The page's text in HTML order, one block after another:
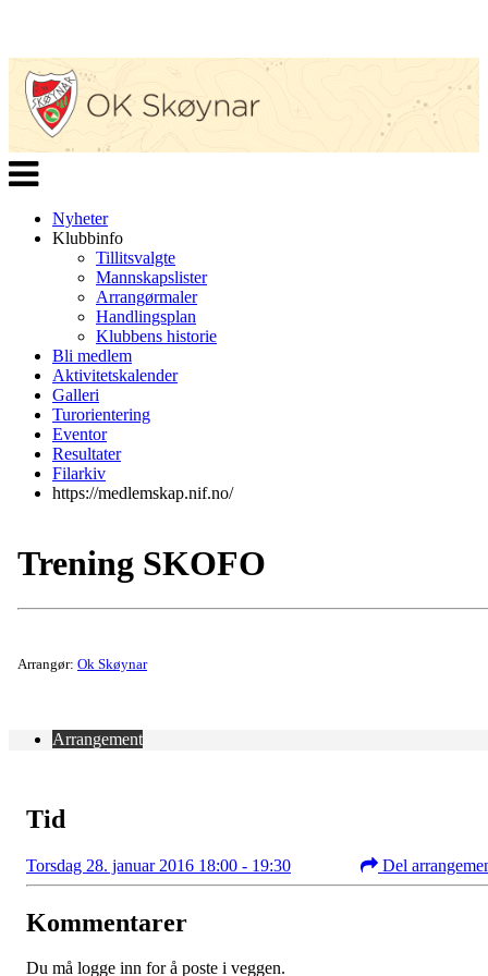
Veksle
navigasjon
Nyheter
Klubbinfo
Tillitsvalgte
Mannskapslister
Arrangørmaler
Handlingsplan
Klubbens historie
Bli medlem
Aktivitetskalender
Galleri
Turorientering
Eventor
Resultater
Filarkiv
https://medlemskap.nif.no/
Trening SKOFO
Arrangør: Ok Skøynar
Arrangement
Tid
Torsdag 28. januar 2016 18:00 - 19:30 Del
Kommentarer
Du må logge inn for å poste i veggen.